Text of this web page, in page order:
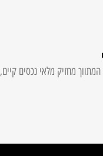
מחזיק מלאי נכסים קיים,